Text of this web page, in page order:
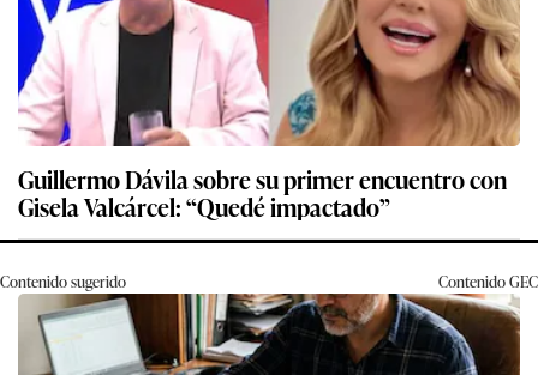
Guillermo Dávila sobre su primer encuentro con
Gisela Valcárcel: “Quedé impactado”
Contenido sugerido ContenidoGEC